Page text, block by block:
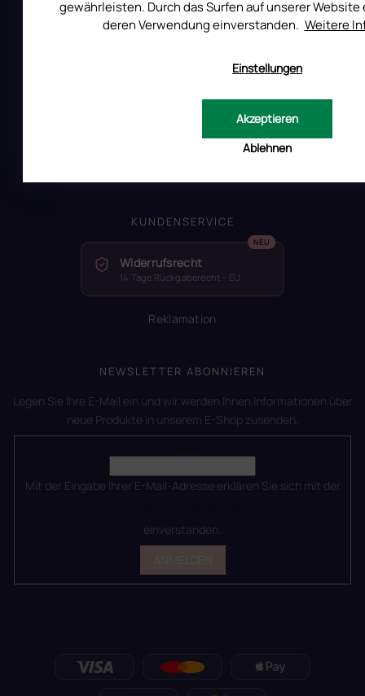
gewährleisten. Durch das Surfen auf unserer Website
deren Verwendung einverstanden. Weitere
Einstellungen
Ablehnen
Akzeptieren
Kontakt
Warum Ruscona
Glossar der Begriffe
RUSCONA und Nachhaltigkeit
RUSCONA Shine Nagelnetzwerk
KUNDENSERVICE
Widerrufsrecht
14 Tage Rückgaberecht – EU
Reklamation
NEWSLETTER ABONNIEREN
Legen Sie Ihre E-Mail ein und wir werden Ihnen Informationen über
neue Produkte in unserem E-Shop zusenden.
Mit der Eingabe Ihrer E-Mail-Adresse erklären Sie sich mit der
einverstanden.